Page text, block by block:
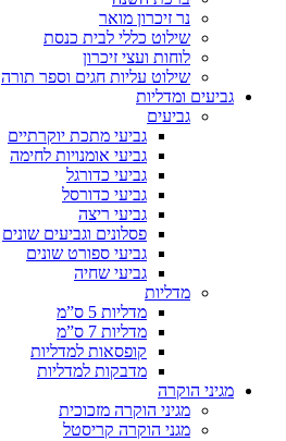
נר זיכרון מואר
שילוט כללי לבית כנסת
לוחות ועצי זיכרון
שילוט עליות חגים וספר תורה
גביעים ומדליות
גביעים
גביעי מתכת יוקרתיים
גביעי אומנויות לחימה
גביעי כדורגל
גביעי כדורסל
גביעי ריצה
פסלונים וגביעים שונים
גביעי ספורט שונים
גביעי שחיה
מדליות
מדליות 5 ס”מ
מדליות 7 ס”מ
קופסאות למדליות
מדבקות למדליות
מגיני הוקרה
מגיני הוקרה מזכוכית
מגני הוקרה קריסטל